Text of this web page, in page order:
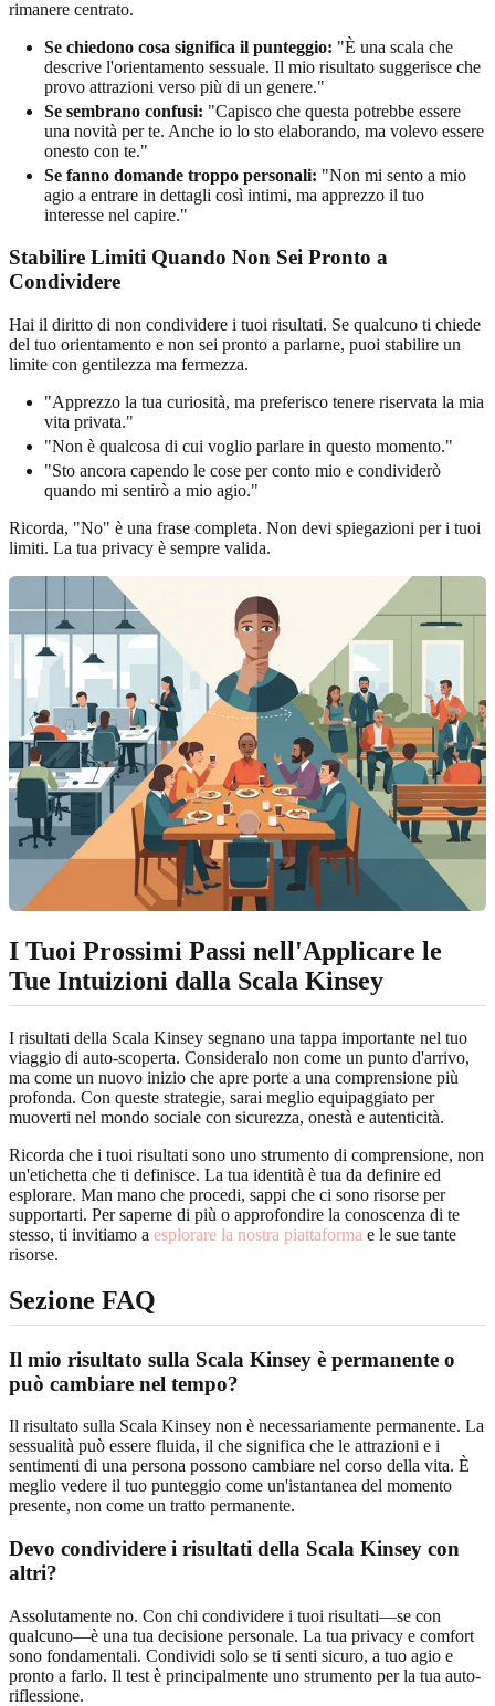
rimanere centrato.
Se chiedono cosa significa il punteggio: "È una scala che
descrive l'orientamento sessuale. Il mio risultato suggerisce che
provo attrazioni verso più di un genere."
Se sembrano confusi: "Capisco che questa potrebbe essere
una novità per te. Anche io lo sto elaborando, ma volevo essere
onesto con te."
Se fanno domande troppo personali: "Non mi sento a mio
agio a entrare in dettagli così intimi, ma apprezzo il tuo
interesse nel capire."
Stabilire Limiti Quando Non Sei Pronto a
Condividere
Hai il diritto di non condividere i tuoi risultati. Se qualcuno ti chiede
del tuo orientamento e non sei pronto a parlarne, puoi stabilire un
limite con gentilezza ma fermezza.
"Apprezzo la tua curiosità, ma preferisco tenere riservata la mia
vita privata."
"Non è qualcosa di cui voglio parlare in questo momento."
"Sto ancora capendo le cose per conto mio e condividerò
quando mi sentirò a mio agio."
Ricorda, "No" è una frase completa. Non devi spiegazioni per i tuoi
limiti. La tua privacy è sempre valida.
I Tuoi Prossimi Passi nell'Applicare le
Tue Intuizioni dalla Scala Kinsey
I risultati della Scala Kinsey segnano una tappa importante nel tuo
viaggio di auto-scoperta. Consideralo non come un punto d'arrivo,
ma come un nuovo inizio che apre porte a una comprensione più
profonda. Con queste strategie, sarai meglio equipaggiato per
muoverti nel mondo sociale con sicurezza, onestà e autenticità.
Ricorda che i tuoi risultati sono uno strumento di comprensione, non
un'etichetta che ti definisce. La tua identità è tua da definire ed
esplorare. Man mano che procedi, sappi che ci sono risorse per
supportarti. Per saperne di più o approfondire la conoscenza di te
stesso, ti invitiamo a esplorare la nostra piattaforma e le sue tante
risorse.
Sezione FAQ
Il mio risultato sulla Scala Kinsey è permanente o
può cambiare nel tempo?
Il risultato sulla Scala Kinsey non è necessariamente permanente. La
sessualità può essere fluida, il che significa che le attrazioni e i
sentimenti di una persona possono cambiare nel corso della vita. È
meglio vedere il tuo punteggio come un'istantanea del momento
presente, non come un tratto permanente.
Devo condividere i risultati della Scala Kinsey con
altri?
Assolutamente no. Con chi condividere i tuoi risultati—se con
qualcuno—è una tua decisione personale. La tua privacy e comfort
sono fondamentali. Condividi solo se ti senti sicuro, a tuo agio e
pronto a farlo. Il test è principalmente uno strumento per la tua auto-
riflessione.